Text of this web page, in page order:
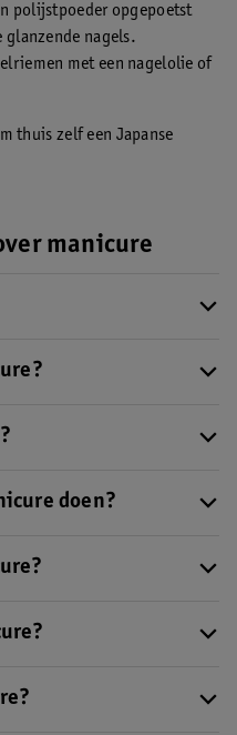
polijstpoeder opgepoetst
glanzende nagels.
met een nagelolie of
thuis zelf een Japanse
manicure
doen, lees hier ons
handcrème aan. Hierna kan
stappenplan voor een
doen?
zijn sceptisch over deze
Een voedende pasta